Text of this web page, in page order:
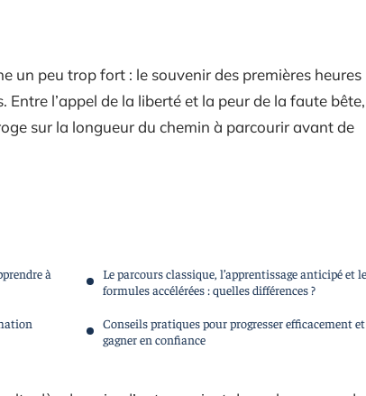
un peu trop fort : le souvenir des premières heures
Entre l’appel de la liberté et la peur de la faute bête,
sur la longueur du chemin à parcourir avant de
à
Le parcours classique, l’apprentissage anticipé et
formules accélérées : quelles différences ?
Conseils pratiques pour progresser efficacement et
gagner en confiance